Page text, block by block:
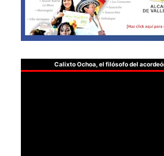
Calixto Ochoa, el filósofo del